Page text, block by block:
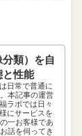
類）を自
と性能
日常で普通に
本記事の運営
ラボでは日々
にサービスを
一お客様であ
話を伺ってき